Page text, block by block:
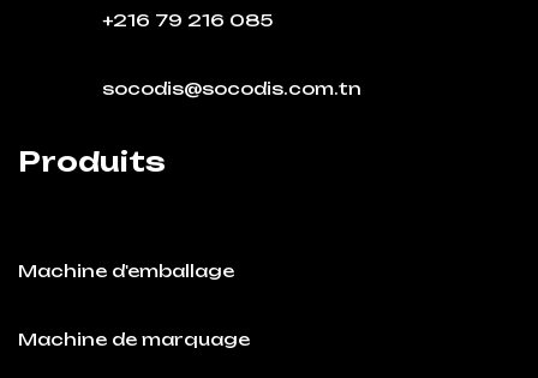
+216 79 216 085
socodis@socodis.com.tn
Produits
Machine d'emballage
Machine de marquage